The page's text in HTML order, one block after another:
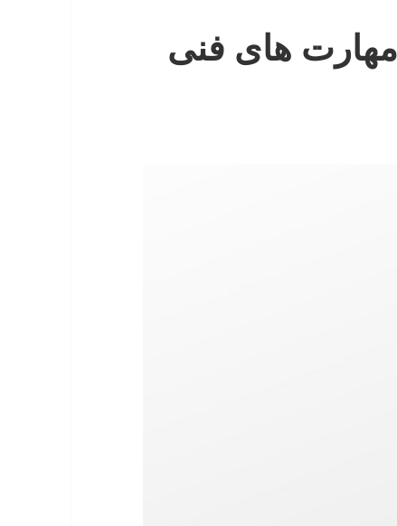
های فنی